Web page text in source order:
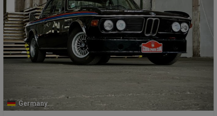
Germany